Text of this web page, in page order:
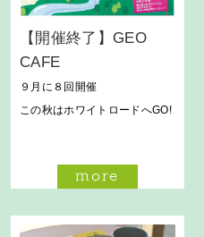
【開催終了】GEO
CAFE
９月に８回開催
この秋はホワイトロードへGO!
more